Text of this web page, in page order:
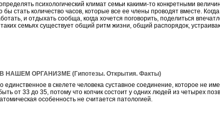
психологический климат семьи какими-то конкретными
бы стать количество часов, которые все ее члены проводят вместе.
и отдыхать сообща, когда хочется поговорить, поделиться
семьях существует общий ритм жизни, общий распорядок,
НАШЕМ ОРГАНИЗМЕ (Гипотезы. Открытия. Факты)
единственное в скелете человека суставное соединение, которое не
от 33 до 35, потому что копчик состоит у одних людей из четырех
особенность не считается патологией.